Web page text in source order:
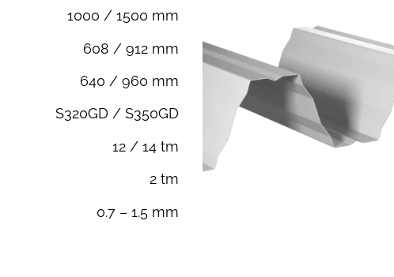
1000 / 1500 mm
608 / 912 mm
640 / 960 mm
S320GD / S350GD
12 / 14 tm
2 tm
0.7 – 1.5 mm